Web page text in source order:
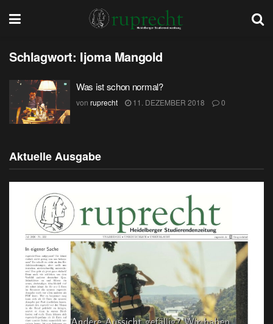
Schlagwort: Ijoma Mangold
Was ist schon normal?
von ruprecht 11. DEZEMBER 2018 0
Aktuelle Ausgabe